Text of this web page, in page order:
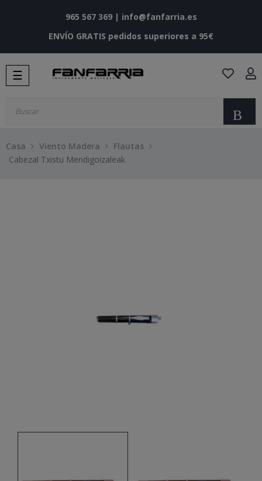
965 567 369| info@fanfarria.es
ENVÍO GRATIS pedidos superiores a 95€
Navegación
de
☰
Casa Viento Madera
Flautas
Cabezal Txistu Mendigoizaleak